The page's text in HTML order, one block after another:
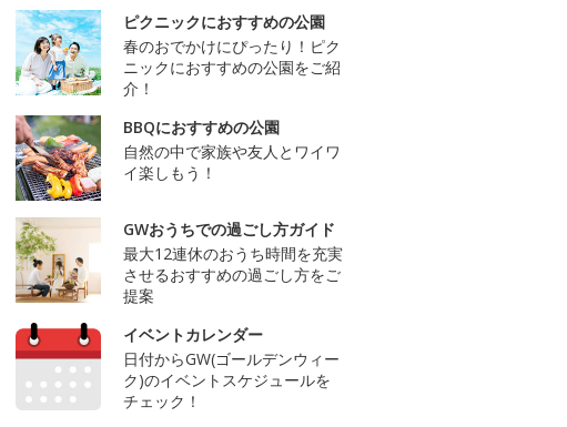
ピクニックにおすすめの公園
春のおでかけにぴったり！ピク
ニックにおすすめの公園をご紹
介！
BBQにおすすめの公園
自然の中で家族や友人とワイワ
イ楽しもう！
GWおうちでの過ごし方ガイド
最大12連休のおうち時間を充実
させるおすすめの過ごし方をご
提案
イベントカレンダー
日付からGW(ゴールデンウィー
ク)のイベントスケジュールを
チェック！